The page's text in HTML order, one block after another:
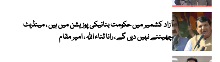
آزاد کشمیر میں حکومت بنانیکی پوزیشن میں ہیں ، مینڈیٹ
چھیننے نہیں دیں گے ، رانا ثناء اللہ ، امیر مقام